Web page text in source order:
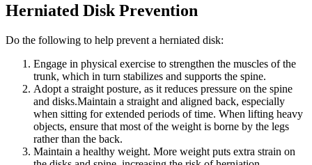
Herniated Disk Prevention
Do the following to help prevent a herniated disk:
Engage in physical exercise to strengthen the muscles of the
trunk, which in turn stabilizes and supports the spine.
Adopt a straight posture, as it reduces pressure on the spine
and disks.Maintain a straight and aligned back, especially
when sitting for extended periods of time. When lifting heavy
objects, ensure that most of the weight is borne by the legs
rather than the back.
Maintain a healthy weight. More weight puts extra strain on